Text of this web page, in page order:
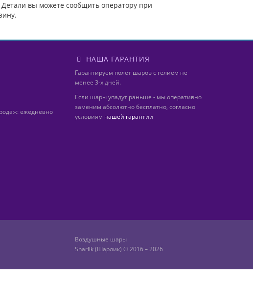
вы можете сообщить оператору при
ежедневно
НАША ГАРАНТИЯ
Гарантируем полёт шаров с гелием не
менее 3-х дней.
Если шары упадут раньше - мы оперативно
заменим абсолютно бесплатно, согласно
условиям нашей гарантии
Воздушные шары
Sharlik (Шарлик) © 2016 – 2026